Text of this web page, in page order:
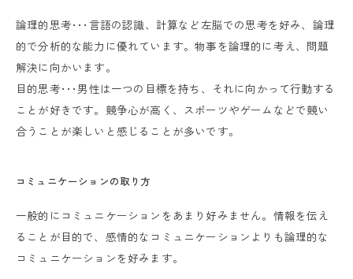
論理的思考･･･言語の認識、計算など左脳での思考を好み、論理
的で分析的な能力に優れています。物事を論理的に考え、問題
解決に向かいます。
目的思考･･･男性は一つの目標を持ち、それに向かって行動する
ことが好きです。競争心が高く、スポーツやゲームなどで競い
合うことが楽しいと感じることが多いです。
コミュニケーションの取り方
一般的にコミュニケーションをあまり好みません。情報を伝え
ることが目的で、感情的なコミュニケーションよりも論理的な
コミュニケーションを好みます。